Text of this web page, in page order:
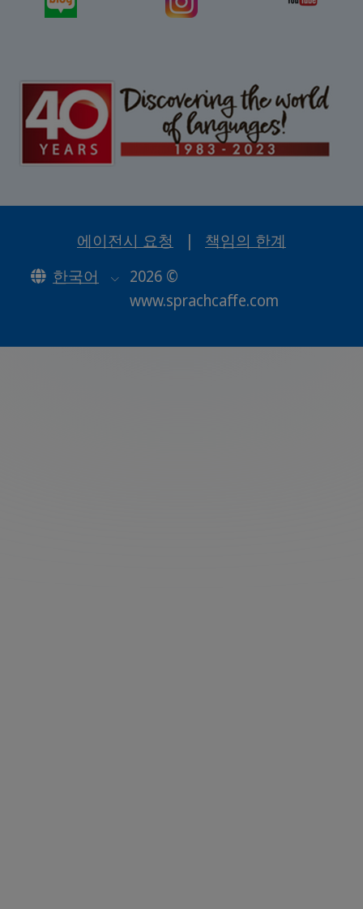
에이전시 요청 |
책임의 한계
한국어
2026 ©
www.sprachcaffe.com